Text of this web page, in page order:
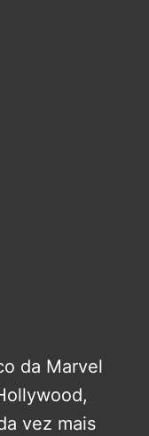
da Marvel
vez mais